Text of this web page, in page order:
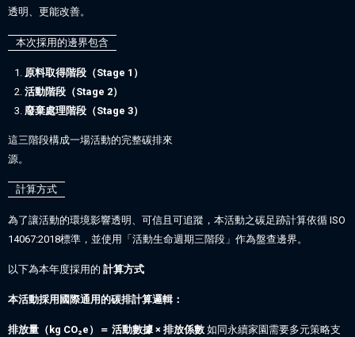
透明、更能改善。
本次採用的邊界包含
原料取得階段（Stage 1）
活動階段（Stage 2）
廢棄處理階段（Stage 3）
這三階段構成一場活動的完整碳排來
源。
計算方式
為了讓活動的環境影響透明、可信且可追蹤，本活動之碳足跡計算依循 ISO
14067:2018標準，並使用「活動生命週期三階段」作為盤查邊界。
以下為本年度採用的 計算方式
本活動採用國際通用的碳排計算邏輯：
排放量（kg CO₂e）＝ 活動數據 × 排放係數 如同永續家園需要多元策略支